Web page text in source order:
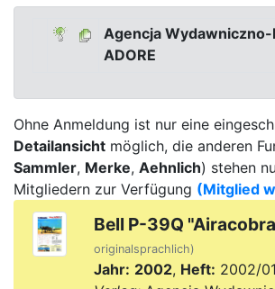
Agencja
ADORE
Ohne Anmeldung ist nur eine
Detailansicht möglich, die anderen
Sammler, Merke, Aehnlich) stehen
Mitgliedern zur Verfügung (Mitglied
Bell P-39Q
originalsprachlich)
Jahr: 2002, Heft: 2002/01